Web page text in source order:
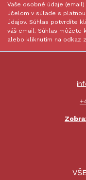
Vaše osobné údaje
účelom v súlade s
údajov. Súhlas potvrdíte
váš email. Súhlas môžete
alebo kliknutím na odkaz